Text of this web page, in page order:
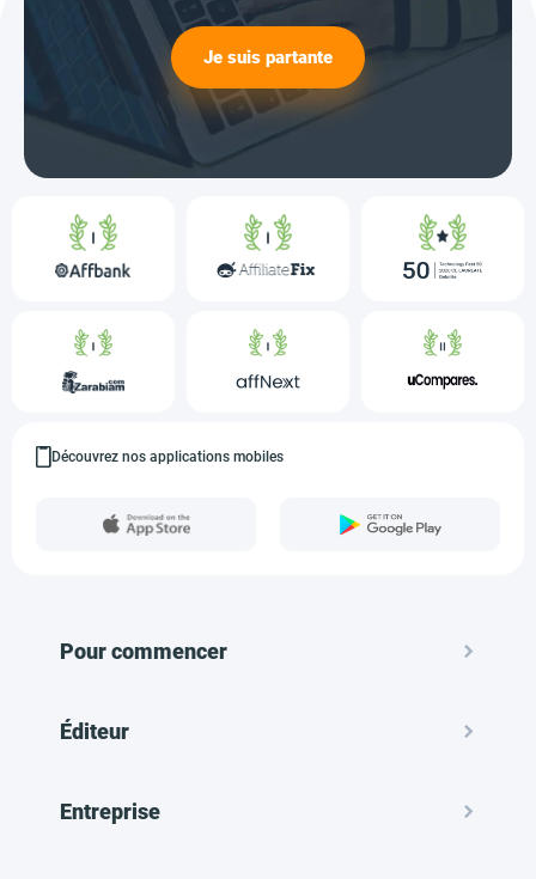
Je suis partante
Découvrez nos applications mobiles
Pour commencer
Éditeur
Entreprise